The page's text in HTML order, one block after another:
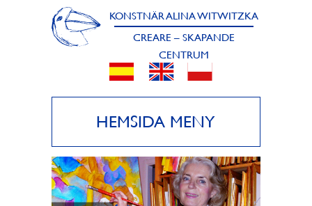
KONSTNÄR ALINA WITWITZKA
CREARE – SKAPANDE
CENTRUM
HEMSIDA MENY